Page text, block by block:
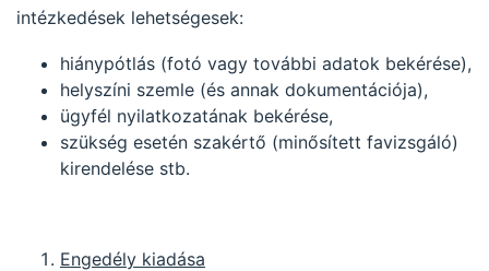
intézkedések lehetségesek:
hiánypótlás (fotó vagy további adatok bekérése),
helyszíni szemle (és annak dokumentációja),
ügyfél nyilatkozatának bekérése,
szükség esetén szakértő (minősített favizsgáló)
kirendelése stb.
Engedély kiadása